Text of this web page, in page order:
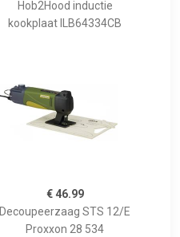
Hob2Hood inductie
kookplaat ILB64334CB
€ 46.99
Decoupeerzaag STS 12/E
Proxxon 28 534